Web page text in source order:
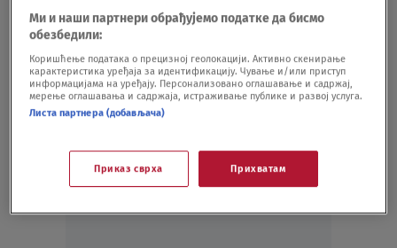
Novaković: Umesto da hapse lopove koji
kradu izbore, oni hapse mlade koji štite
zemlju, vazduh i vodu
DRUŠTVO 19.08.24.
Oglas
Ми и наши партнери обрађујемо податке да бисмо
обезбедили:
Коришћење података о прецизној геолокацији. Активно скенирање
карактеристика уређаја за идентификацију. Чување и/или приступ
информацијама на уређају. Персонализовано оглашавање и садржај,
мерење оглашавања и садржаја, истраживање публике и развој услуга.
Листа партнера (добављача)
Приказ сврха Прихватам